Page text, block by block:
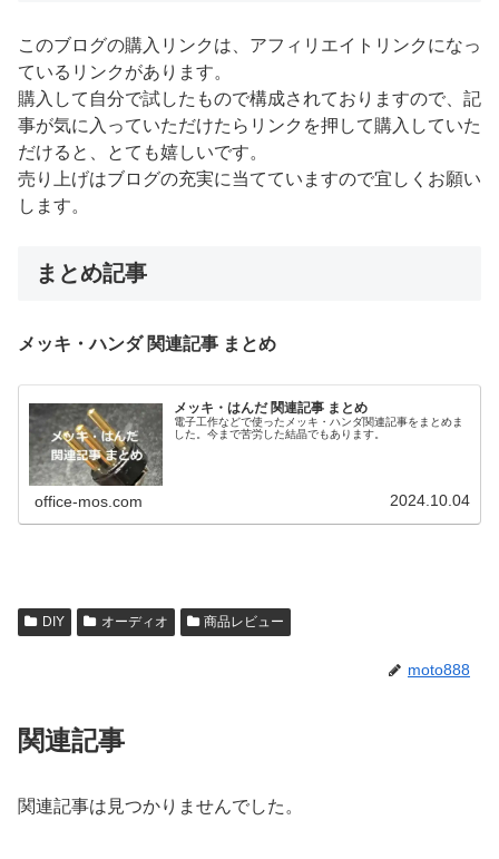
このブログの購入リンクは、アフィリエイトリンクになっ
ているリンクがあります。
購入して自分で試したもので構成されておりますので、記
事が気に入っていただけたらリンクを押して購入していた
だけると、とても嬉しいです。
売り上げはブログの充実に当てていますので宜しくお願い
します。
まとめ記事
メッキ・ハンダ 関連記事 まとめ
メッキ・はんだ 関連記事 まとめ
電子工作などで使ったメッキ・ハンダ関連記事をまとめま
した。今まで苦労した結晶でもあります。
office-mos.com 2024.10.04
DIY オーディオ 商品レビュー
moto888
関連記事
関連記事は見つかりませんでした。